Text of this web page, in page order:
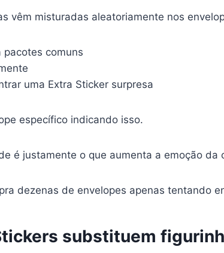
vêm misturadas aleatoriamente nos
pacotes comuns
uma Extra Sticker surpresa
específico indicando isso.
é justamente o que aumenta a emoção da
dezenas de envelopes apenas tentando
substituem